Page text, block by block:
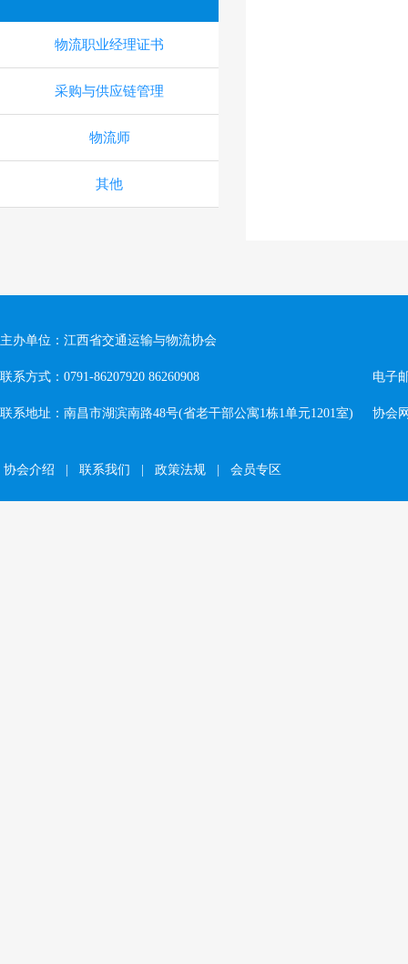
物流职业经理证书
采购与供应链管理
物流师
其他
主办单位：江西省交通运输与物流协会
联系方式：0791-86207920 86260908
联系地址：南昌市湖滨南路48号(省老干部公寓1栋1单元1201室)
电子
协会
协会介绍 联系我们 政策法规 会员专区